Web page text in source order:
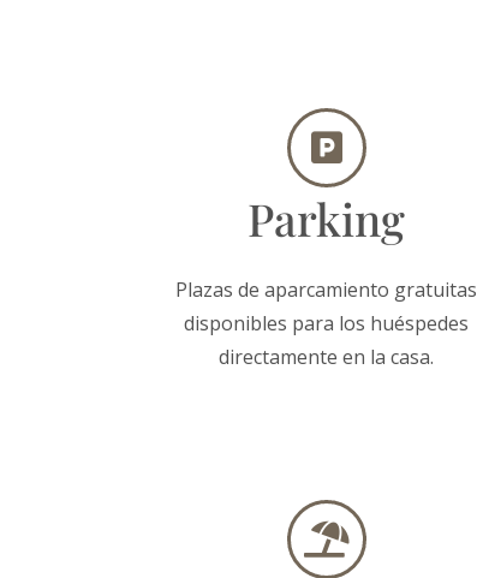
Parking
Plazas de aparcamiento gratuitas
disponibles para los huéspedes
directamente en la casa.